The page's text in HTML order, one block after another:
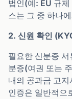
법인(예: EU 규
스는 그 중 하나
2. 신원 확인
필요한 신분증
분증(여권 또는
내의 공과금 고
인증은 일반적으